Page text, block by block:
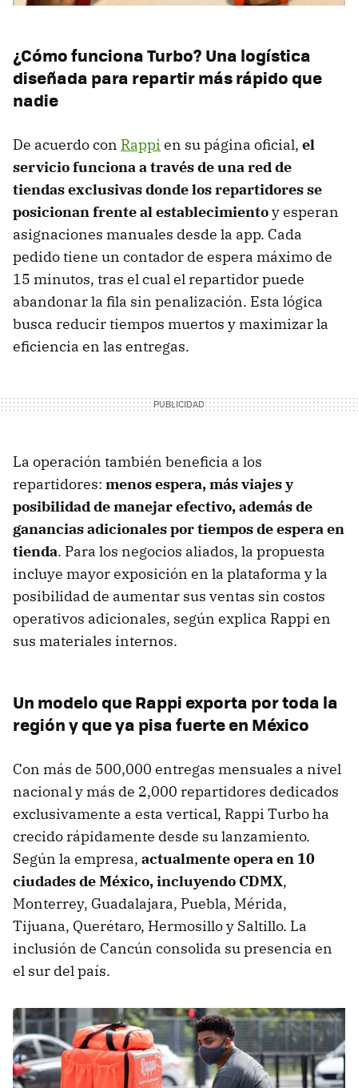
¿Cómo funciona Turbo? Una logística
diseñada para repartir más rápido que
nadie
De acuerdo con Rappi en su página oficial, el
servicio funciona a través de una red de
tiendas exclusivas donde los repartidores se
posicionan frente al establecimientoy esperan
asignaciones manuales desde la app. Cada
pedido tiene un contador de espera máximo de
15 minutos, tras el cual el repartidor puede
abandonar la fila sin penalización. Esta lógica
busca reducir tiempos muertos y maximizar la
eficiencia en las entregas.
La operación también beneficia a los
repartidores: menos espera, más viajes y
posibilidad de manejar efectivo, además de
ganancias adicionales por tiempos de espera en
tienda. Para los negocios aliados, la propuesta
incluye mayor exposición en la plataforma y la
posibilidad de aumentar sus ventas sin costos
operativos adicionales, según explica Rappi en
sus materiales internos.
Un modelo que Rappi exporta por toda la
región y que ya pisa fuerte en México
Con más de 500,000 entregas mensuales a nivel
nacional y más de 2,000 repartidores dedicados
exclusivamente a esta vertical, Rappi Turbo ha
crecido rápidamente desde su lanzamiento.
Según la empresa, actualmente opera en 10
ciudades de México, incluyendo CDMX,
Monterrey, Guadalajara, Puebla, Mérida,
Tijuana, Querétaro, Hermosillo y Saltillo. La
inclusión de Cancún consolida su presencia en
el sur del país.